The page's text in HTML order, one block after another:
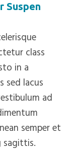
Suspen
class
in a
sed lacus
ad
semper et
sagittis.